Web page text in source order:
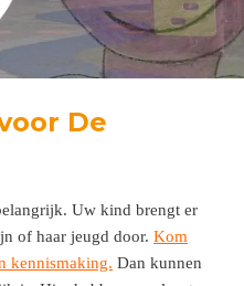
De
Uw kind brengt er
of haar jeugd door. Kom
kennismaking. Dan kunnen